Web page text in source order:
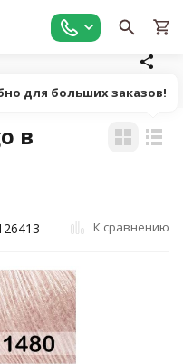
в
К сравнению
для больших заказов!